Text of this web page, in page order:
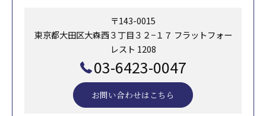
〒143-0015
東京都大田区大森西３丁目３２−１７ フラットフォー
レスト 1208
03-6423-0047
お問い合わせはこちら